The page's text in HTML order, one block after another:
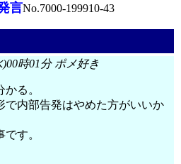
言No.7000-199910-43
時01分 ポメ好き
る。
で内部告発はやめた方がいいか
す。